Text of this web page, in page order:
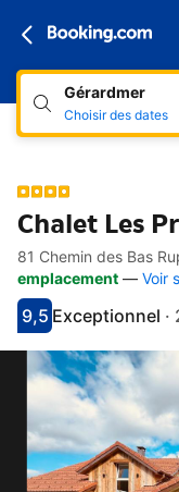
Gérardmer
Choisir des dates
Chalet Les
Accès rapides
Aller à la description
Aller aux équipements
Aller aux
Aller aux conditions
81 Chemin des Bas
emplacement — Voir
Avec une note de 9.5
9,5
exceptionnel
Exceptionnel ·